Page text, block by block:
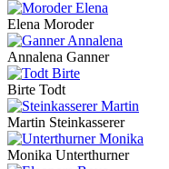
Elena Moroder
Annalena Ganner
Birte Todt
Martin Steinkasserer
Monika Unterthurner